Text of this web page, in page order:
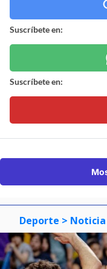
Suscríbete en:
Suscríbete en:
Deporte > Noticia